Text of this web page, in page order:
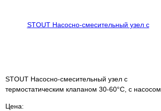
STOUT Насосно-смесительный узел с
термостатическим клапаном 30-60°C, с насосом
Цена: